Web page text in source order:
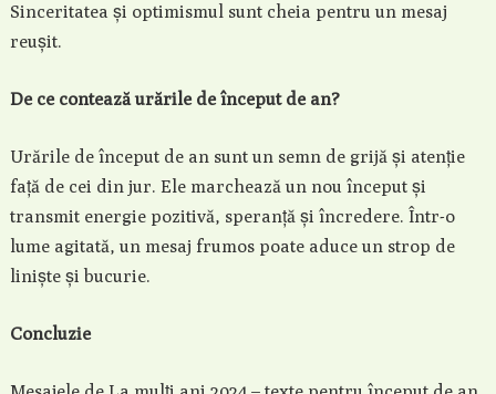
Sinceritatea și optimismul sunt cheia pentru un mesaj
reușit.
De ce contează urările de început de an?
Urările de început de an sunt un semn de grijă și atenție
față de cei din jur. Ele marchează un nou început și
transmit energie pozitivă, speranță și încredere. Într-o
lume agitată, un mesaj frumos poate aduce un strop de
liniște și bucurie.
Concluzie